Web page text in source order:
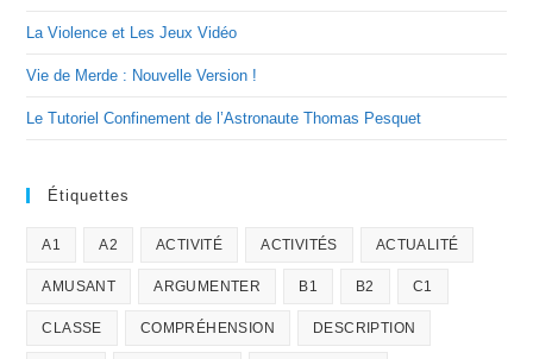
La Violence et Les Jeux Vidéo
Vie de Merde : Nouvelle Version !
Le Tutoriel Confinement de l’Astronaute Thomas Pesquet
Étiquettes
A1 A2 ACTIVITÉ ACTIVITÉS ACTUALITÉ
AMUSANT ARGUMENTER B1 B2 C1
CLASSE COMPRÉHENSION DESCRIPTION